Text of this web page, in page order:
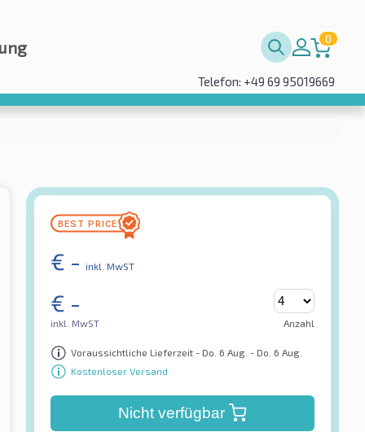
0
Telefon: +49 69 95019669
€ - inkl. MwST
€ -
inkl. MwST Anzahl
Voraussichtliche Lieferzeit - Do. 6 Aug. - Do. 6 Aug.
Kostenloser Versand
Nicht verfügbar